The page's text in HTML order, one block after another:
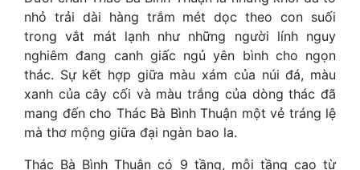
nhỏ trải dài hàng trắm mét dọc theo con suối
trong vắt mát lạnh như những người lính nguy
nghiêm đang canh giấc ngủ yên bình cho ngọn
thác. Sự kết hợp giữa màu xám của núi đá, màu
xanh của cây cối và màu trắng của dòng thác đã
mang đến cho Thác Bà Bình Thuận một vẻ tráng lệ
mà thơ mộng giữa đại ngàn bao la.
Thác Bà Bình Thuận có 9 tầng, mỗi tầng cao từ